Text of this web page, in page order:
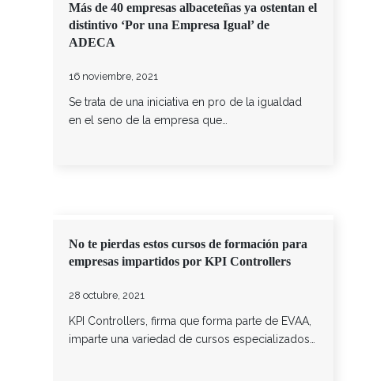
Más de 40 empresas albaceteñas ya ostentan el
distintivo ‘Por una Empresa Igual’ de
ADECA
16 noviembre, 2021
Se trata de una iniciativa en pro de la igualdad
en el seno de la empresa que…
No te pierdas estos cursos de formación para
empresas impartidos por KPI Controllers
28 octubre, 2021
KPI Controllers, firma que forma parte de EVAA,
imparte una variedad de cursos especializados…